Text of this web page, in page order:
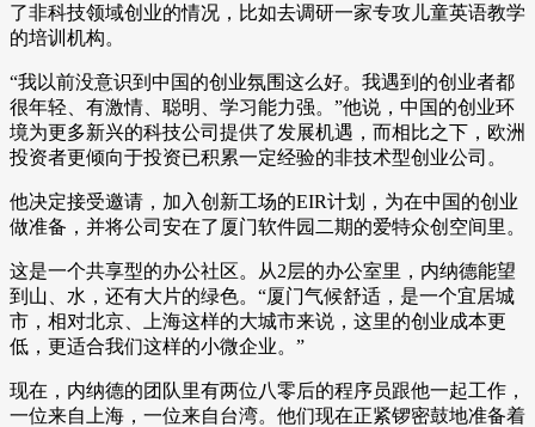
了非科技领域创业的情况，比如去调研一家专攻儿童英语教学
的培训机构。
“我以前没意识到中国的创业氛围这么好。我遇到的创业者都
很年轻、有激情、聪明、学习能力强。”他说，中国的创业环
境为更多新兴的科技公司提供了发展机遇，而相比之下，欧洲
投资者更倾向于投资已积累一定经验的非技术型创业公司。
他决定接受邀请，加入创新工场的EIR计划，为在中国的创业
做准备，并将公司安在了厦门软件园二期的爱特众创空间里。
这是一个共享型的办公社区。从2层的办公室里，内纳德能望
到山、水，还有大片的绿色。“厦门气候舒适，是一个宜居城
市，相对北京、上海这样的大城市来说，这里的创业成本更
低，更适合我们这样的小微企业。”
现在，内纳德的团队里有两位八零后的程序员跟他一起工作，
一位来自上海，一位来自台湾。他们现在正紧锣密鼓地准备着